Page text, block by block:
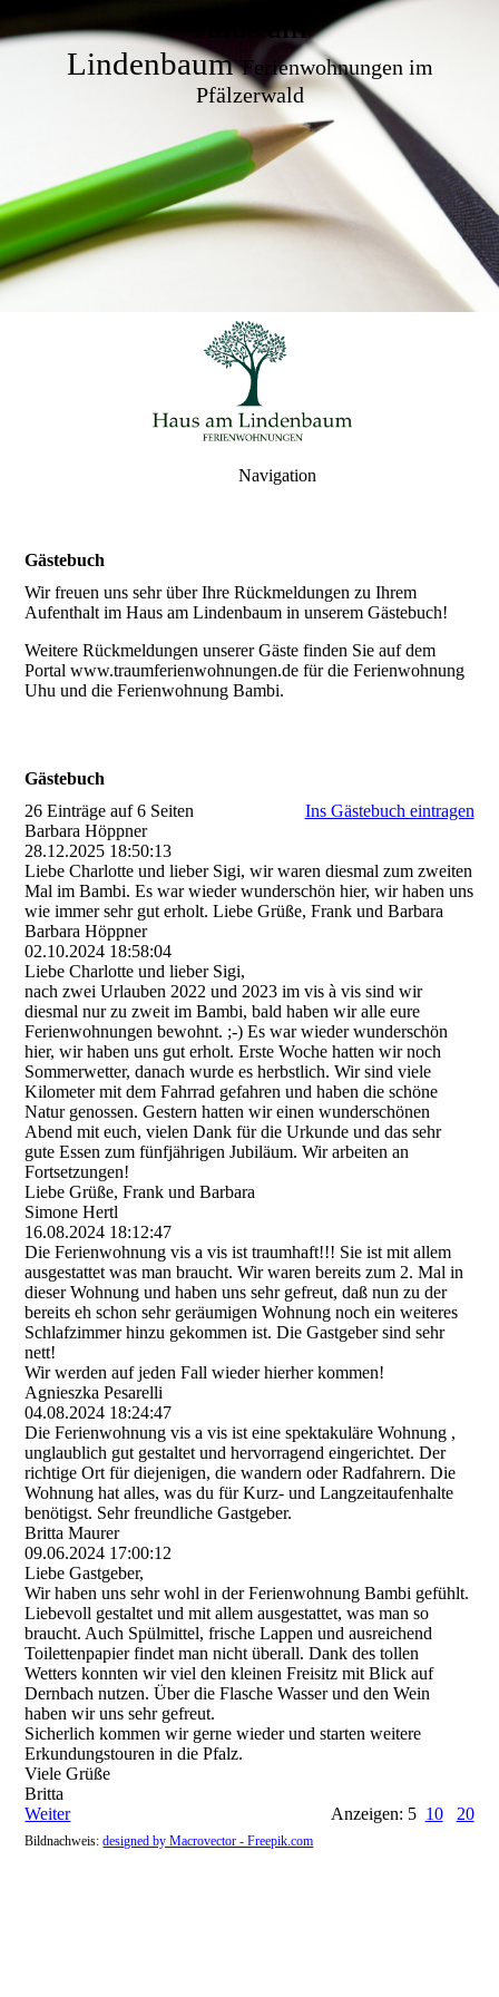
Haus am
Lindenbaum Ferienwohnungen im
Pfälzerwald
Navigation
Gästebuch
Wir freuen uns sehr über Ihre Rückmeldungen zu Ihrem
Aufenthalt im Haus am Lindenbaum in unserem Gästebuch!
Weitere Rückmeldungen unserer Gäste finden Sie auf dem
Portal www.traumferienwohnungen.de für die Ferienwohnung
Uhu und die Ferienwohnung Bambi.
Gästebuch
26 Einträge auf 6 Seiten
Ins Gästebuch eintragen
Barbara Höppner
28.12.2025 18:50:13
Liebe Charlotte und lieber Sigi, wir waren diesmal zum zweiten
Mal im Bambi. Es war wieder wunderschön hier, wir haben uns
wie immer sehr gut erholt. Liebe Grüße, Frank und Barbara
Barbara Höppner
02.10.2024 18:58:04
Liebe Charlotte und lieber Sigi,
nach zwei Urlauben 2022 und 2023 im vis à vis sind wir
diesmal nur zu zweit im Bambi, bald haben wir alle eure
Ferienwohnungen bewohnt. ;-) Es war wieder wunderschön
hier, wir haben uns gut erholt. Erste Woche hatten wir noch
Sommerwetter, danach wurde es herbstlich. Wir sind viele
Kilometer mit dem Fahrrad gefahren und haben die schöne
Natur genossen. Gestern hatten wir einen wunderschönen
Abend mit euch, vielen Dank für die Urkunde und das sehr
gute Essen zum fünfjährigen Jubiläum. Wir arbeiten an
Fortsetzungen!
Liebe Grüße, Frank und Barbara
Simone Hertl
16.08.2024 18:12:47
Die Ferienwohnung vis a vis ist traumhaft!!! Sie ist mit allem
ausgestattet was man braucht. Wir waren bereits zum 2. Mal in
dieser Wohnung und haben uns sehr gefreut, daß nun zu der
bereits eh schon sehr geräumigen Wohnung noch ein weiteres
Schlafzimmer hinzu gekommen ist. Die Gastgeber sind sehr
nett!
Wir werden auf jeden Fall wieder hierher kommen!
Agnieszka Pesarelli
04.08.2024 18:24:47
Die Ferienwohnung vis a vis ist eine spektakuläre Wohnung ,
unglaublich gut gestaltet und hervorragend eingerichtet. Der
richtige Ort für diejenigen, die wandern oder Radfahrern. Die
Wohnung hat alles, was du für Kurz- und Langzeitaufenhalte
benötigst. Sehr freundliche Gastgeber.
Britta Maurer
09.06.2024 17:00:12
Liebe Gastgeber,
Wir haben uns sehr wohl in der Ferienwohnung Bambi gefühlt.
Liebevoll gestaltet und mit allem ausgestattet, was man so
braucht. Auch Spülmittel, frische Lappen und ausreichend
Toilettenpapier findet man nicht überall. Dank des tollen
Wetters konnten wir viel den kleinen Freisitz mit Blick auf
Dernbach nutzen. Über die Flasche Wasser und den Wein
haben wir uns sehr gefreut.
Sicherlich kommen wir gerne wieder und starten weitere
Erkundungstouren in die Pfalz.
Viele Grüße
Britta
Weiter
Anzeigen: 5 10 20
Bildnachweis:designed by Macrovector - Freepik.com